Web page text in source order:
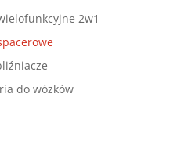
2w1
do wózków